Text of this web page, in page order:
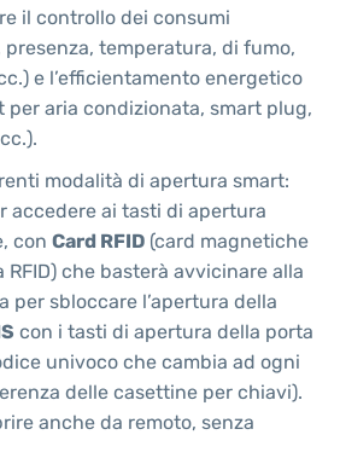
il controllo dei consumi
presenza, temperatura, di fumo,
e l’efficientamento energetico
per aria condizionata, smart plug,
modalità di apertura smart:
accedere ai tasti di apertura
con Card RFID (card magnetiche
che basterà avvicinare alla
per sbloccare l’apertura della
con i tasti di apertura della porta
univoco che cambia ad ogni
delle casettine per chiavi).
anche da remoto, senza